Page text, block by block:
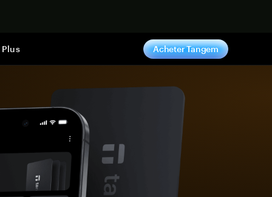
Plus Acheter Tangem